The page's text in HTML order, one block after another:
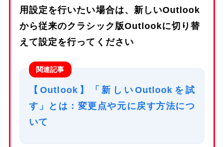
用設定を行いたい場合は、新しいOutlook
から従来のクラシック版Outlookに切り替
えて設定を行ってください
関連記事
【Outlook】「新しいOutlookを試
す」とは：変更点や元に戻す方法につ
いて